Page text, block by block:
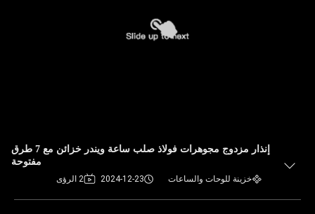
إنذار مزدوج مجوهرات فولاذ صلب ساعة ويندر خزائن مع 7 طرق
مفتوحة
خزينة للوحات والساعات 2024-12-23 2 الرؤى